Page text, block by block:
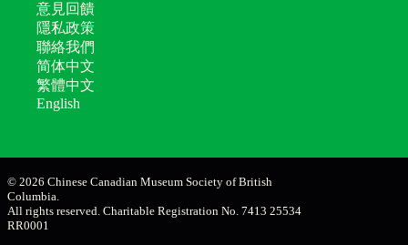
意見回饋
隱私政策
聯絡我們
简体中文
繁體中文
English
© 2026 Chinese Canadian Museum Society of British
Columbia.
All rights reserved. Charitable Registration No. 7413 25534
RR0001